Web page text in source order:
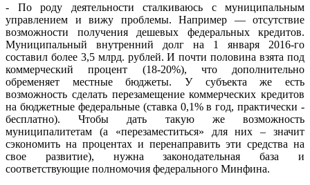
- По роду деятельности сталкиваюсь с муниципальным
управлением и вижу проблемы. Например — отсутствие
возможности получения дешевых федеральных кредитов.
Муниципальный внутренний долг на 1 января 2016-го
составил более 3,5 млрд. рублей. И почти половина взята под
коммерческий процент (18-20%), что дополнительно
обременяет местные бюджеты. У субъекта же есть
возможность сделать перезамещение коммерческих кредитов
на бюджетные федеральные (ставка 0,1% в год, практически -
бесплатно). Чтобы дать такую же возможность
муниципалитетам (а «перезаместиться» для них – значит
сэкономить на процентах и перенаправить эти средства на
свое развитие), нужна законодательная база и
соответствующие полномочия федерального Минфина.